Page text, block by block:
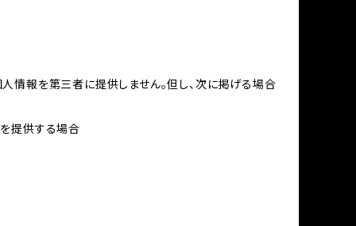
情報を第三者に提供しません。但し、次に掲げる場合
提供する場合